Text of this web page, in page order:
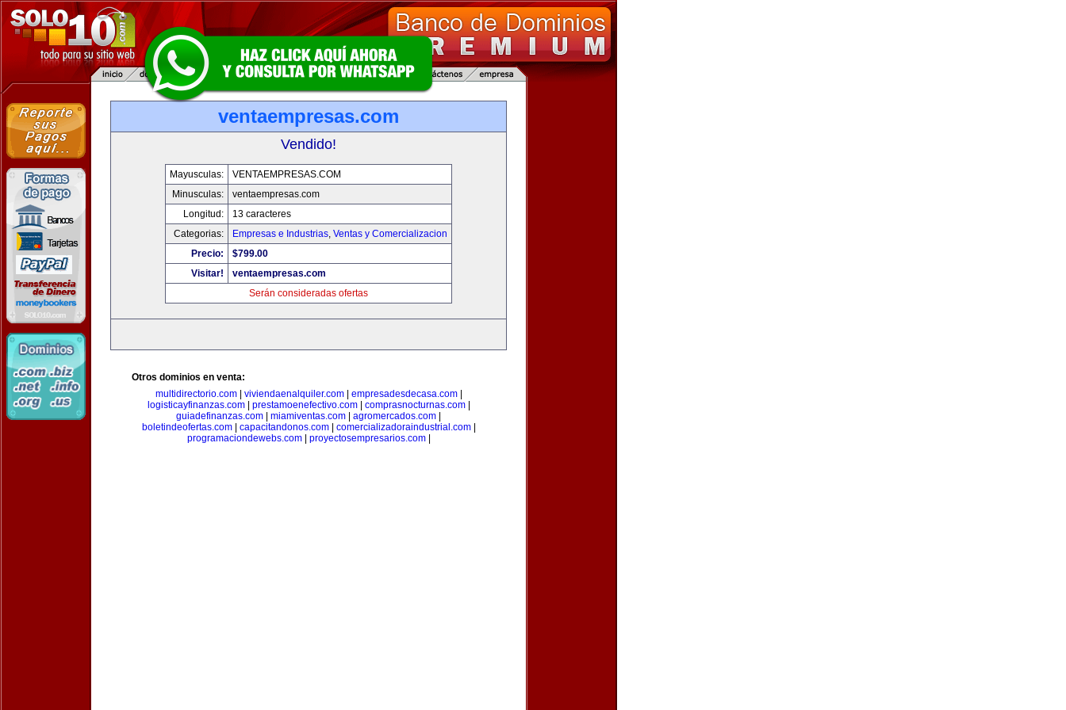
ventaempresas.com
Vendido!
Mayusculas:
VENTAEMPRESAS.COM
Minusculas:
ventaempresas.com
Longitud:
13 caracteres
Categorias:
Empresas e Industrias, Ventas y Comercializacion
Precio:
$799.00
Visitar!
ventaempresas.com
Serán consideradas ofertas
Otros dominios en venta:
multidirectorio.com| viviendaenalquiler.com| empresadesdecasa.com|
logisticayfinanzas.com| prestamoenefectivo.com| comprasnocturnas.com|
guiadefinanzas.com
miamiventas.com agromercados.com
boletindeofertas.com| capacitandonos.com| comercializadoraindustrial.com|
programaciondewebs.com| proyectosempresarios.com|